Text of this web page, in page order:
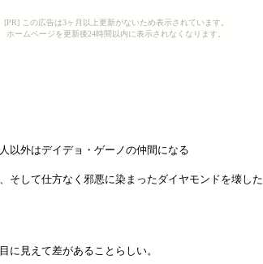
[PR] この広告は3ヶ月以上更新がないため表示されています。
ホームページを更新後24時間以内に表示されなくなります。
以外はデイデョ・ゲーノの仲間になる
そして仕方なく邪悪に染まったダイヤモンドを壊した
見えて差があることらしい。